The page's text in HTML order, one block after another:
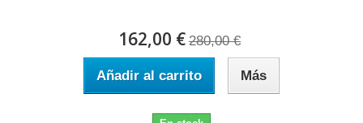
162,00 € 280,00 €
Añadir al carrito Más